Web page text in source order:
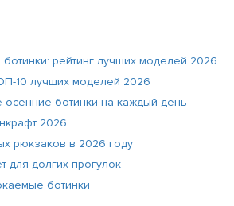
рейтинг лучших моделей 2026
10 лучших моделей 2026
осенние ботинки на каждый день
2026
рюкзаков в 2026 году
для долгих прогулок
ботинки